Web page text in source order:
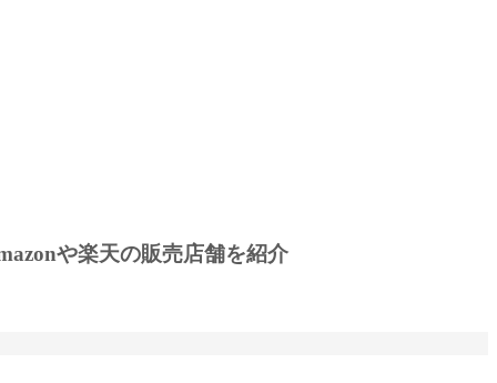
や楽天の販売店舗を紹介